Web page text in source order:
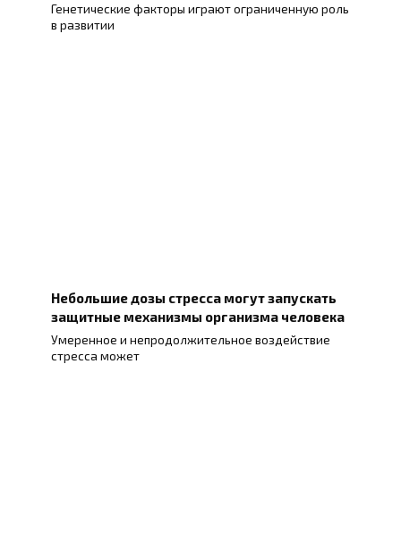
Генетические факторы играют ограниченную роль
в развитии
Небольшие дозы стресса могут запускать
защитные механизмы организма человека
Умеренное и непродолжительное воздействие
стресса может